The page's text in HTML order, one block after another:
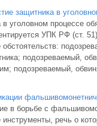
защитника в
уголовном процессе
УПК РФ (ст.
подозреваемый,
подозреваемый,
в борьбе с
инструменты, речь о